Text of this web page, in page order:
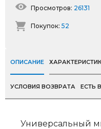
Просмотров: 26131
Покупок: 52
ОПИСАНИЕ
УСЛОВИЯ ВОЗВРАТА ЕСТЬ
Универсальный